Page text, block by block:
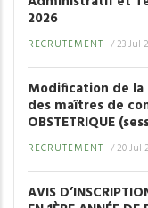
2026
RECRUTEMENT /23 Jul
Modification de
des maîtres de
OBSTETRIQUE
RECRUTEMENT /20 Jul
AVIS